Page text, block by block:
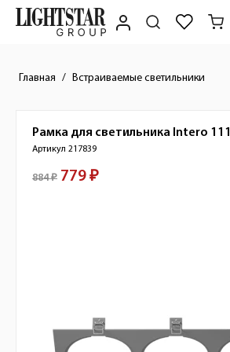
Главная Встраиваемые светильники
Краткое описание товара
Рамка для светильника Intero 111
Артикул 217839
Стоимость товара
884 ₽ 779 ₽